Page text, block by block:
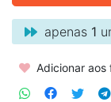
apenas 1
Adicionar aos